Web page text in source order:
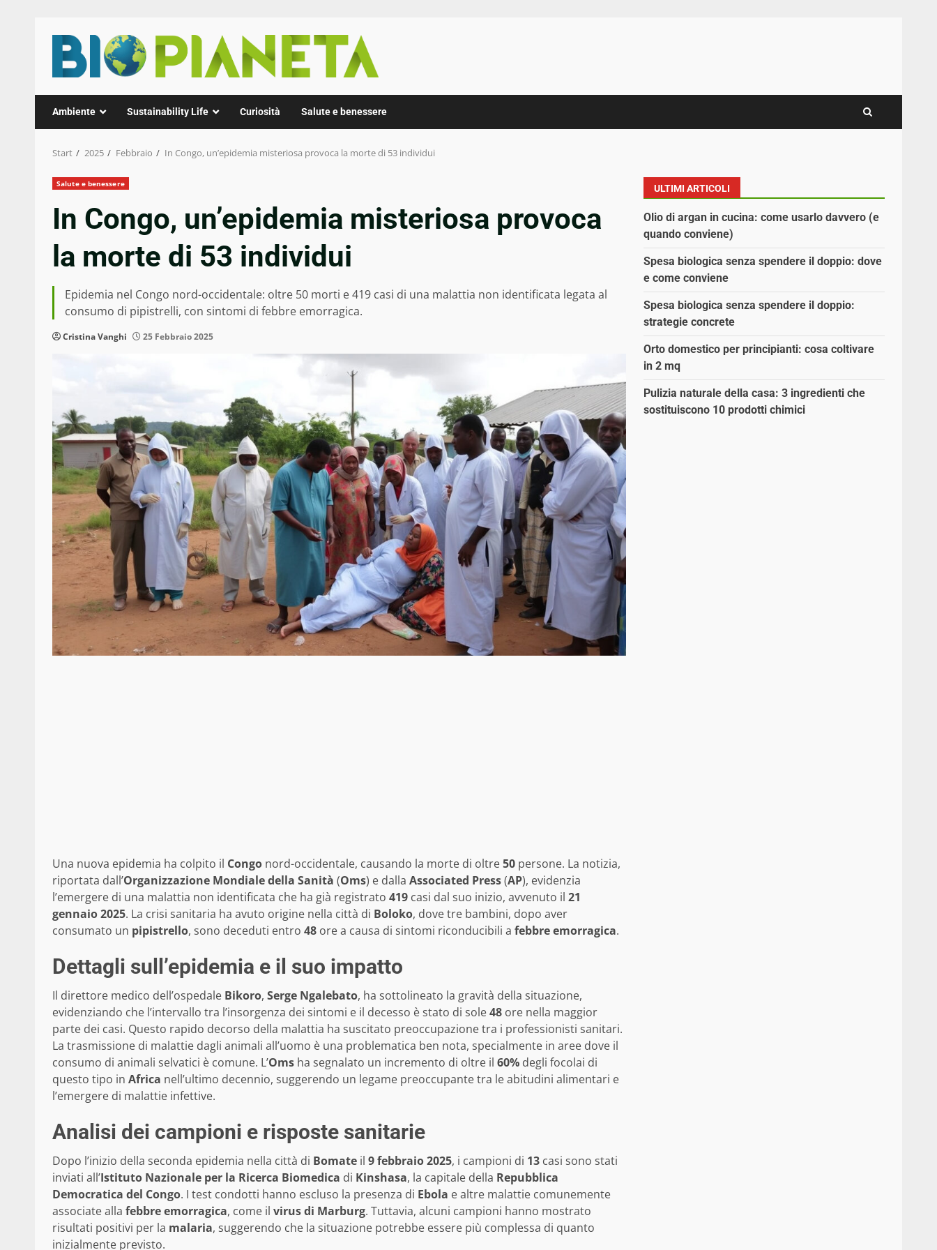
Inhalt
springen
Ambiente Sustainability Life Curiosità Salute e benessere
Start 2025 Febbraio In Congo, un’epidemia misteriosa provoca la morte di 53 individui
Salute e benessere
In Congo, un’epidemia misteriosa provoca
la morte di 53 individui
Epidemia nel Congo nord-occidentale: oltre 50 morti e 419 casi di una malattia non identificata legata al
consumo di pipistrelli, con sintomi di febbre emorragica.
Cristina Vanghi 25 Febbraio 2025
Una nuova epidemia ha colpito il Congo nord-occidentale, causando la morte di oltre50 persone. La notizia,
riportata dall’Organizzazione Mondiale della Sanità (Oms) e dalla Associated Press(AP), evidenzia
l’emergere di una malattia non identificata che ha già registrato 419 casi dal suo inizio, avvenuto il 21
gennaio 2025. La crisi sanitaria ha avuto origine nella città di Boloko, dove tre bambini, dopo aver
consumato un pipistrello, sono deceduti entro 48 ore a causa di sintomi riconducibili a febbre emorragica.
Dettagli sull’epidemia e il suo impatto
Il direttore medico dell’ospedale Bikoro, Serge Ngalebato, ha sottolineato la gravità della situazione,
evidenziando che l’intervallo tra l’insorgenza dei sintomi e il decesso è stato di sole48 ore nella maggior
parte dei casi. Questo rapido decorso della malattia ha suscitato preoccupazione tra i professionisti sanitari.
La trasmissione di malattie dagli animali all’uomo è una problematica ben nota, specialmente in aree dove il
consumo di animali selvatici è comune. L’Oms ha segnalato un incremento di oltre il 60% degli focolai di
questo tipo in Africa nell’ultimo decennio, suggerendo un legame preoccupante tra le abitudini alimentari e
l’emergere di malattie infettive.
Analisi dei campioni e risposte sanitarie
Dopo l’inizio della seconda epidemia nella città di Bomate il 9 febbraio 2025, i campioni di 13 casi sono stati
inviati all’Istituto Nazionale per la Ricerca Biomedica di Kinshasa, la capitale della Repubblica
Democratica del Congo. I test condotti hanno escluso la presenza di Ebola e altre malattie comunemente
associate alla febbre emorragica, come il virus di Marburg. Tuttavia, alcuni campioni hanno mostrato
risultati positivi per la malaria, suggerendo che la situazione potrebbe essere più complessa di quanto
inizialmente previsto.
ULTIMI ARTICOLI
Olio di argan in cucina: come usarlo davvero (e
quando conviene)
Spesa biologica senza spendere il doppio: dove
e come conviene
Spesa biologica senza spendere il doppio:
strategie concrete
Orto domestico per principianti: cosa coltivare
in 2 mq
Pulizia naturale della casa: 3 ingredienti che
sostituiscono 10 prodotti chimici